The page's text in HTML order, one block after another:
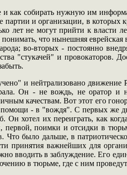
и как собирать нужную им
и организации, в которых
лет не могут прийти к власти
что нынешняя еврейская
во-вторых - постоянно
"стукачей" и провокаторов.
и нейтрализовано
Он - не вождь, не оратор
качествам. Вот этот его
помощи - в "вождя". С первых же
Он хотел их переиграть, как
первой, поимки и отсидки в
Что было дальше, в
принятия важнейших для
вводить в заблуждение. Его
в тюрьме, где с ним